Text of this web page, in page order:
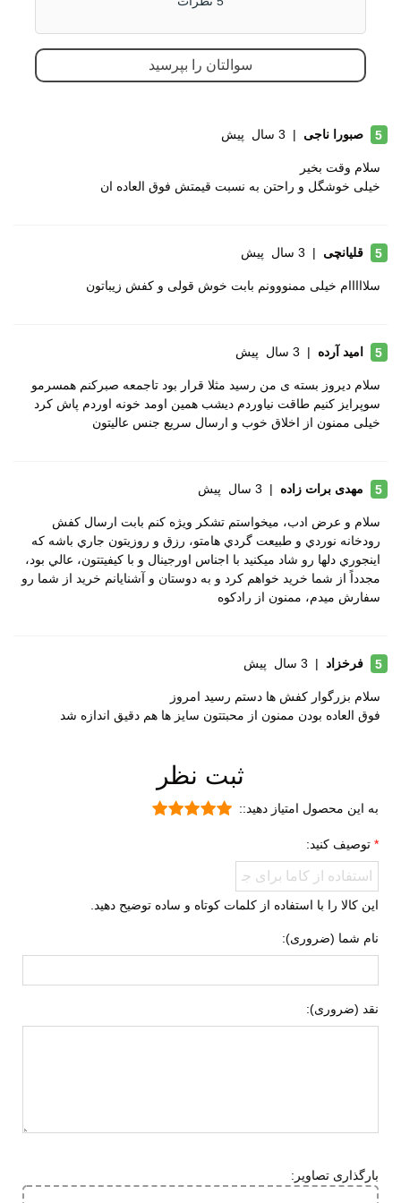
ویژگی کفی داخلی
کفش
طبی
قابل تعویض
دارای منافذ برای خروج آب
ویژگی های
تخصصی
نحوه بسته شدن
چسبی
سگکی
نوع ساق بدون ساق
نوع صندل جلو بسته
وزن (یک لنگه) سایز 42: 301 گرم، سایز 44: 328 گرم
راهنمای قالب
محصول
همان سایز شهری خودتون را سفارش
بدهید ولی برای افرادی که پاشون تپل یا
سوالتان را بپرسید
5 صبورا ناجی | 3 سال پیش
سلام وقت بخیر
خیلی خوشگل و راحتن به نسبت قیمتش فوق العاده ان
5 قلیانچی | 3 سال پیش
سلااااام خیلی ممنووونم بابت خوش قولی و کفش زیباتون
5 امید آرده | 3 سال پیش
سلام دیروز بسته ی من رسید مثلا قرار بود تاجمعه صبرکنم همسرمو
سوپرایز کنیم طاقت نیاوردم دیشب همین اومد خونه اوردم پاش کرد
خیلی ممنون از اخلاق خوب و ارسال سریع جنس عالیتون
5 مهدی برات زاده | 3 سال پیش
سلام و عرض ادب، ميخواستم تشكر ويژه كنم بابت ارسال كفش
رودخانه نوردي و طبيعت گردي هامتو، رزق و روزيتون جاري باشه كه
اينجوري دلها رو شاد ميكنيد با اجناس اورجينال و با كيفيتتون، عالي بود،
مجدداً از شما خريد خواهم كرد و به دوستان و آشنايانم خريد از شما رو
سفارش ميدم، ممنون از رادكوه
5 فرخزاد | 3 سال پیش
سلام بزرگوار کفش ها دستم رسید امروز
فوق العاده بودن ممنون از محبتتون سایز ها هم دقیق اندازه شد
ثبت نظر
به این محصول امتیاز دهید::
توصیف کنید:
این کالا را با استفاده از کلمات کوتاه و ساده توضیح دهید.
نام شما (ضروری):
نقد (ضروری):
بارگذاری تصاویر: